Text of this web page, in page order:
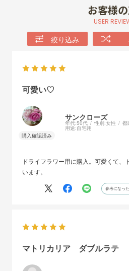
お客様
USER
絞り込み
可愛い♡
サンクローズ
年代:50代 性別:女性 都
用途:自宅用
ドライフラワー用に購入。可愛くて、
います。
参考になった
マトリカリア ダブルラテ